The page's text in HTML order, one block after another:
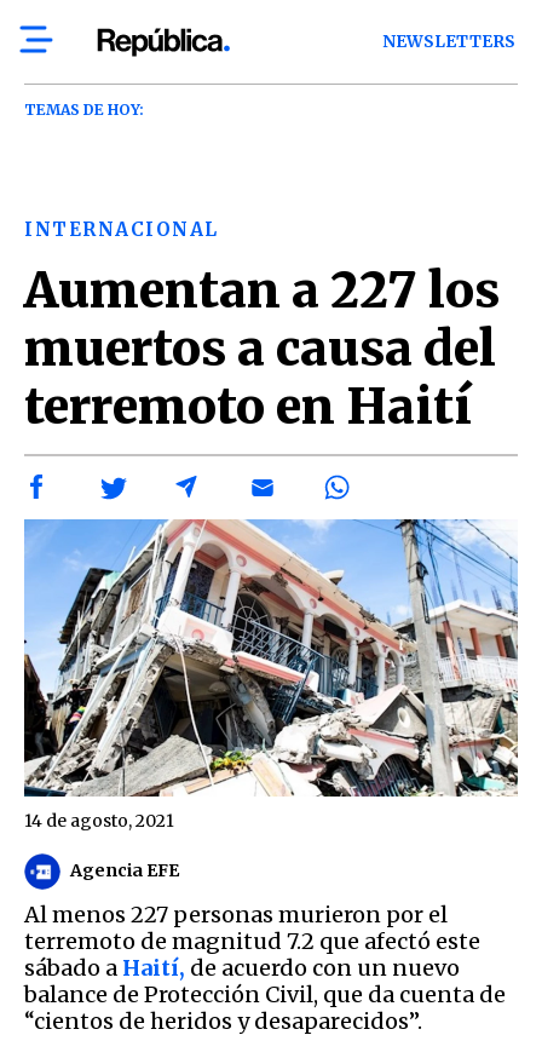
NEWSLETTERS
TEMAS DE HOY:
INTERNACIONAL
Aumentan a 227 los
muertos a causa del
terremoto en Haití
Agencia EFE
14 de agosto, 2021
Al menos 227 personas murieron por el
terremoto de magnitud 7.2 que afectó este
sábado a Haití, de acuerdo con un nuevo
balance de Protección Civil, que da cuenta de
“cientos de heridos y desaparecidos”.